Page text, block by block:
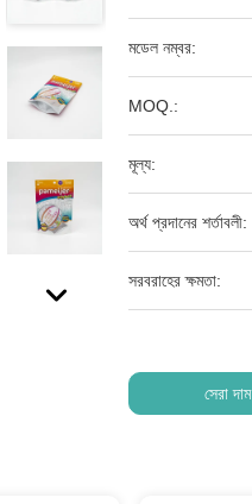
মডেল নম্বর:
MOQ.:
মূল্য:
অর্থ প্রদানের শর্তাবলী:
সরবরাহের ক্ষমতা:
সেরা